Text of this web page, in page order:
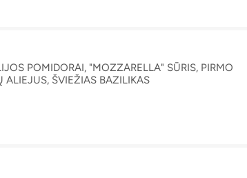
POMIDORAI, "MOZZARELLA" SŪRIS, PIRMO
ALIEJUS, ŠVIEŽIAS BAZILIKAS